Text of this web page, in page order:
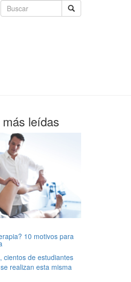
leídas
10 motivos para
cientos de estudiantes
realizan esta misma